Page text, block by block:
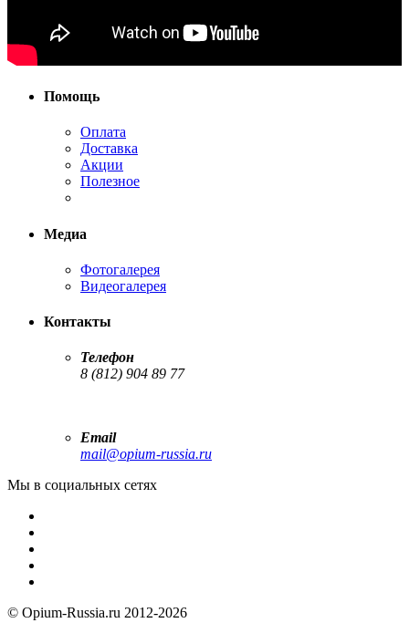
Помощь
Оплата
Доставка
Акции
Полезное
Медиа
Фотогалерея
Видеогалерея
Контакты
Телефон
8 (812) 904 89 77
Email
mail@opium-russia.ru
Мы в социальных сетях
© Opium-Russia.ru 2012-2026